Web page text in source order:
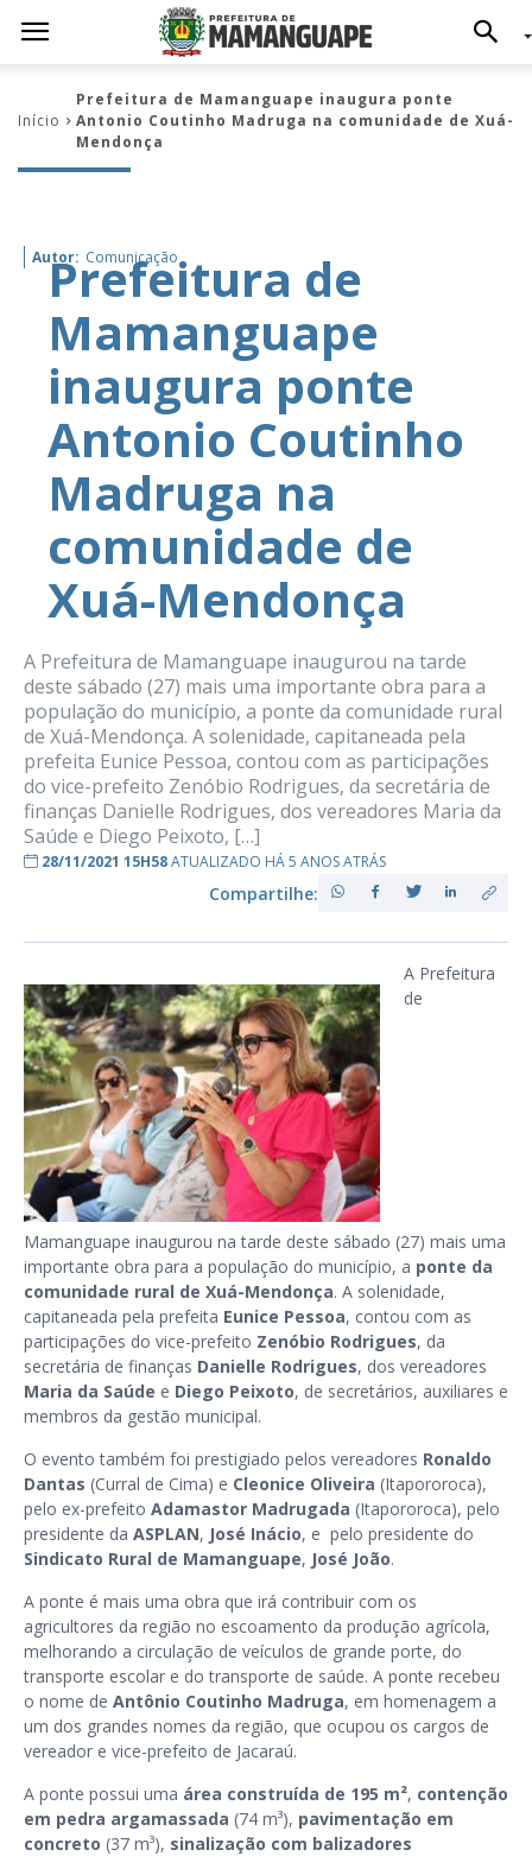
Início
Prefeitura de Mamanguape inaugura ponte
Antonio Coutinho Madruga na comunidade de Xuá-
Mendonça
Autor: Comunicação
Prefeitura de
Mamanguape
inaugura ponte
Antonio Coutinho
Madruga na
comunidade de
Xuá-Mendonça
A Prefeitura de Mamanguape inaugurou na tarde
deste sábado (27) mais uma importante obra para a
população do município, a ponte da comunidade rural
de Xuá-Mendonça. A solenidade, capitaneada pela
prefeita Eunice Pessoa, contou com as participações
do vice-prefeito Zenóbio Rodrigues, da secretária de
finanças Danielle Rodrigues, dos vereadores Maria da
Saúde e Diego Peixoto, […]
28/11/2021 15H58ATUALIZADO HÁ 5 ANOS ATRÁS
Compartilhe:
A Prefeitura
de
Mamanguape inaugurou na tarde deste sábado (27) mais uma
importante obra para a população do município, a ponte da
comunidade rural de Xuá-Mendonça. A solenidade,
capitaneada pela prefeita Eunice Pessoa, contou com as
participações do vice-prefeito Zenóbio Rodrigues, da
secretária de finanças Danielle Rodrigues, dos vereadores
Maria da Saúde e Diego Peixoto, de secretários, auxiliares e
membros da gestão municipal.
O evento também foi prestigiado pelos vereadores Ronaldo
Dantas (Curral de Cima) e Cleonice Oliveira (Itapororoca),
pelo ex-prefeito Adamastor Madrugada (Itapororoca), pelo
presidente da ASPLAN, José Inácio, e pelo presidente do
Sindicato Rural de Mamanguape, José João.
A ponte é mais uma obra que irá contribuir com os
agricultores da região no escoamento da produção agrícola,
melhorando a circulação de veículos de grande porte, do
transporte escolar e do transporte de saúde. A ponte recebeu
o nome de Antônio Coutinho Madruga, em homenagem a
um dos grandes nomes da região, que ocupou os cargos de
vereador e vice-prefeito de Jacaraú.
A ponte possui uma área construída de 195 m², contenção
em pedra argamassada (74 m³), pavimentação em
concreto (37 m³), sinalização com balizadores